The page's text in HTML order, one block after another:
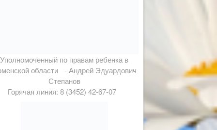
Уполномоченный по правам ребенка в
области - Андрей Эдуардович
Степанов
Горячая линия: 8 (3452) 42-67-07